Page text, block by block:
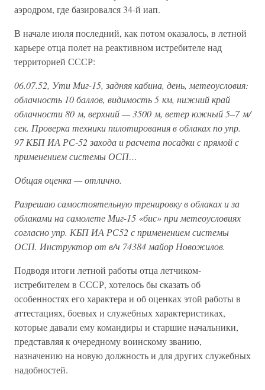
аэродром, где базировался 34-й иап.
В начале июля последний, как потом оказалось, в летной
карьере отца полет на реактивном истребителе над
территорией СССР:
06.07.52, Ути Миг-15, задняя кабина, день, метеоусловия:
облачность 10 баллов, видимость 5 км, нижний край
облачности 80 м, верхний — 3500 м, ветер южный 5–7 м/
сек. Проверка техники пилотирования в облаках по упр.
97 КБП ИА РС-52 захода и расчета посадки с прямой с
применением системы ОСП…
Общая оценка — отлично.
Разрешаю самостоятельную тренировку в облаках и за
облаками на самолете Миг-15 «бис» при метеоусловиях
согласно упр. КБП ИА РС52 с применением системы
ОСП. Инструктор от в/ч 74384 майор Новожилов.
Подводя итоги летной работы отца летчиком-
истребителем в СССР, хотелось бы сказать об
особенностях его характера и об оценках этой работы в
аттестациях, боевых и служебных характеристиках,
которые давали ему командиры и старшие начальники,
представляя к очередному воинскому званию,
назначению на новую должность и для других служебных
надобностей.